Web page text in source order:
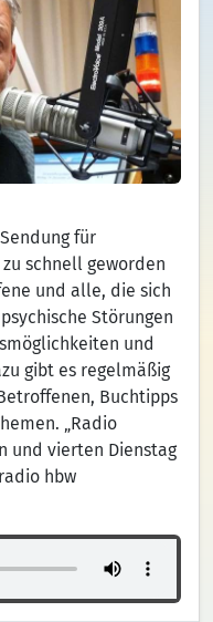
für
schnell geworden
und alle, die sich
Störungen
und
gibt es regelmäßig
Buchtipps
„Radio
und vierten Dienstag
hbw